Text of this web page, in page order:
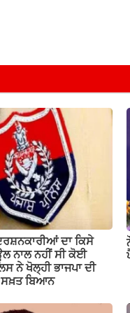
ਦਾ ਕਿਸੇ
ਨਾਲ ਨਹੀਂ ਸੀ ਕੋਈ
ਨੇ ਖੋਲ੍ਹੀ ਭਾਜਪਾ ਦੀ
ਸਖ਼ਤ ਬਿਆਨ